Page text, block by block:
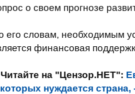
о своем прогнозе
его словам, необходимым
финансовая
Читайте на "Цензор.НЕТ":
нуждается страна,